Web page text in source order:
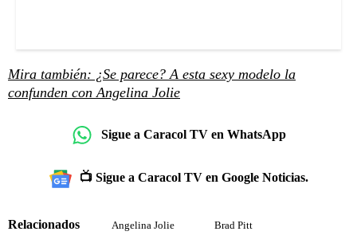
Mira también: ¿Se parece? A esta sexy modelo la
confunden con Angelina Jolie
Sigue a Caracol TV en WhatsApp
📺 Sigue a Caracol TV en Google Noticias.
Relacionados Angelina Jolie Brad Pitt